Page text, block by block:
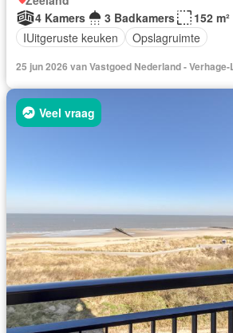
4 Kamers
3 Badkamers
152 m²
IUitgeruste keuken
Opslagruimte
25 jun 2026 van Vastgoed Nederland -
Veel vraag